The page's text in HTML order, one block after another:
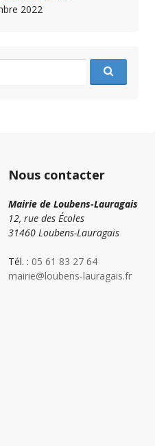
2022
Nous contacter
Mairie de Loubens-Lauragais
12, rue des Écoles
31460 Loubens-Lauragais
Tél. : 05 61 83 27 64
mairie@loubens-lauragais.fr